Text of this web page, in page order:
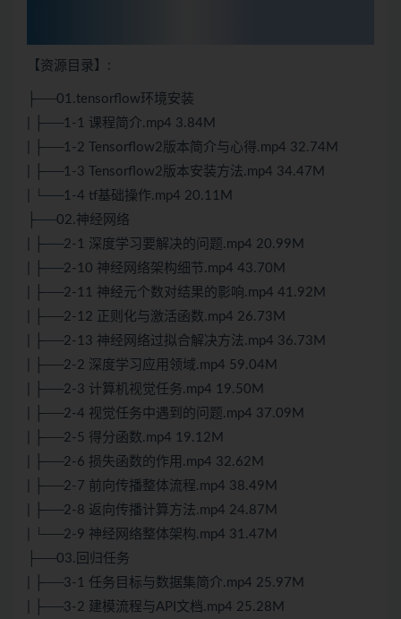
【资源目录】:
├──01.tensorflow环境安装
| ├──1-1 课程简介.mp4 3.84M
| ├──1-2 Tensorflow2版本简介与心得.mp4 32.74M
| ├──1-3 Tensorflow2版本安装方法.mp4 34.47M
| └──1-4 tf基础操作.mp4 20.11M
├──02.神经网络
| ├──2-1 深度学习要解决的问题.mp4 20.99M
| ├──2-10 神经网络架构细节.mp4 43.70M
| ├──2-11 神经元个数对结果的影响.mp4 41.92M
| ├──2-12 正则化与激活函数.mp4 26.73M
| ├──2-13 神经网络过拟合解决方法.mp4 36.73M
| ├──2-2 深度学习应用领域.mp4 59.04M
| ├──2-3 计算机视觉任务.mp4 19.50M
| ├──2-4 视觉任务中遇到的问题.mp4 37.09M
| ├──2-5 得分函数.mp4 19.12M
| ├──2-6 损失函数的作用.mp4 32.62M
| ├──2-7 前向传播整体流程.mp4 38.49M
| ├──2-8 返向传播计算方法.mp4 24.87M
| └──2-9 神经网络整体架构.mp4 31.47M
├──03.回归任务
| ├──3-1 任务目标与数据集简介.mp4 25.97M
| ├──3-2 建模流程与API文档.mp4 25.28M